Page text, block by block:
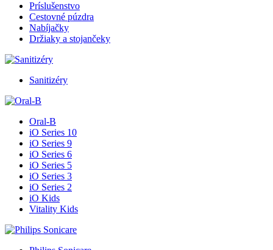
Príslušenstvo
Cestovné púzdra
Nabíjačky
Držiaky a stojančeky
Sanitizéry
Oral-B
iO Series 10
iO Series 9
iO Series 6
iO Series 5
iO Series 3
iO Series 2
iO Kids
Vitality Kids